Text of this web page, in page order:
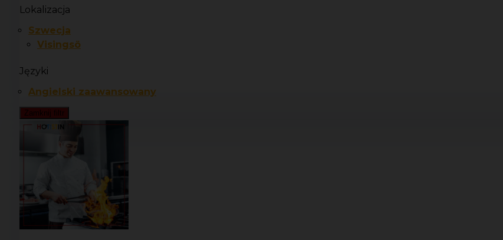
Lokalizacja
Szwecja
Visingsö
Języki
Angielski zaawansowany
Zamknij filtr